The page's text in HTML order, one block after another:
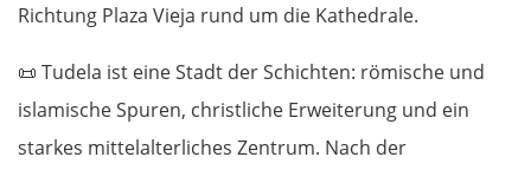
Richtung Plaza Vieja rund um die Kathedrale.
📜 Tudela ist eine Stadt der Schichten: römische und
islamische Spuren, christliche Erweiterung und ein
starkes mittelalterliches Zentrum. Nach der